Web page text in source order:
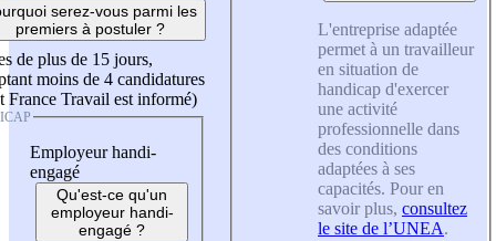
serez-vous parmi les
premiers à postuler ?
de plus de 15 jours,
moins de 4 candidatures
France Travail est informé)
Employeur handi-
engagé
Qu'est-ce qu'un
employeur handi-
engagé ?
L'entreprise adaptée
permet à un travailleur
en situation de
handicap d'exercer
une activité
professionnelle dans
des conditions
adaptées à ses
capacités. Pour en
savoir plus, consultez
le site de l’UNEA.